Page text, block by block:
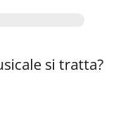
si tratta?